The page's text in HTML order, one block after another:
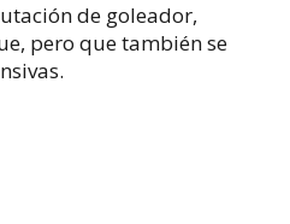
de goleador,
pero que también se